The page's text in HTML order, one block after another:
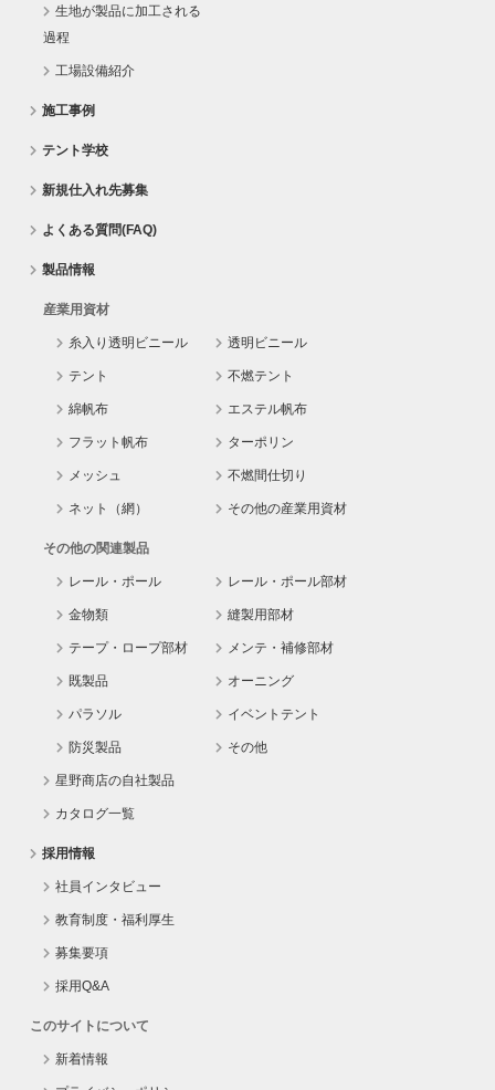
生地が製品に加工される
過程
工場設備紹介
施工事例
テント学校
新規仕入れ先募集
よくある質問(FAQ)
製品情報
産業用資材
糸入り透明ビニール 透明ビニール
テント 不燃テント
綿帆布 エステル帆布
フラット帆布 ターポリン
メッシュ 不燃間仕切り
ネット（網） その他の産業用資材
その他の関連製品
レール・ポール レール・ポール部材
金物類 縫製用部材
テープ・ロープ部材 メンテ・補修部材
既製品 オーニング
パラソル イベントテント
防災製品 その他
星野商店の自社製品
カタログ一覧
採用情報
社員インタビュー
教育制度・福利厚生
募集要項
採用Q&A
このサイトについて
新着情報